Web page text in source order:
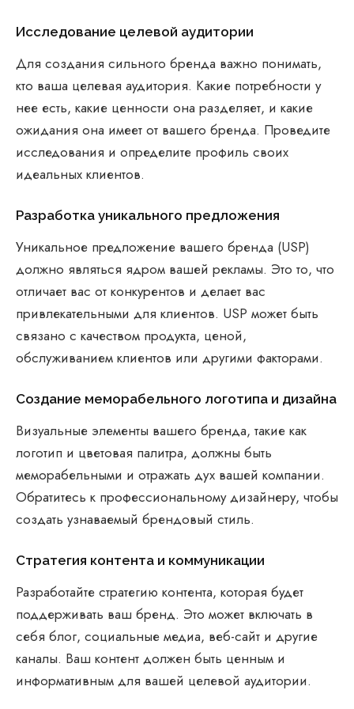
Исследование целевой аудитории
Для создания сильного бренда важно понимать,
кто ваша целевая аудитория. Какие потребности у
нее есть, какие ценности она разделяет, и какие
ожидания она имеет от вашего бренда. Проведите
исследования и определите профиль своих
идеальных клиентов.
Разработка уникального предложения
Уникальное предложение вашего бренда (USP)
должно являться ядром вашей рекламы. Это то, что
отличает вас от конкурентов и делает вас
привлекательными для клиентов. USP может быть
связано с качеством продукта, ценой,
обслуживанием клиентов или другими факторами.
Создание меморабельного логотипа и дизайна
Визуальные элементы вашего бренда, такие как
логотип и цветовая палитра, должны быть
меморабельными и отражать дух вашей компании.
Обратитесь к профессиональному дизайнеру, чтобы
создать узнаваемый брендовый стиль.
Стратегия контента и коммуникации
Разработайте стратегию контента, которая будет
поддерживать ваш бренд. Это может включать в
себя блог, социальные медиа, веб-сайт и другие
каналы. Ваш контент должен быть ценным и
информативным для вашей целевой аудитории.